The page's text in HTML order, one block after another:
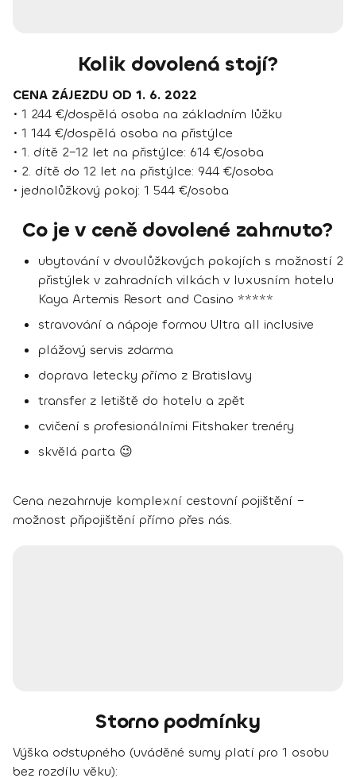
Kolik dovolená stojí?
CENA ZÁJEZDU OD 1. 6. 2022
• 1 244 €/dospělá osoba na základním lůžku
• 1 144 €/dospělá osoba na přistýlce
• 1. dítě 2–12 let na přistýlce: 614 €/osoba
• 2. dítě do 12 let na přistýlce: 944 €/osoba
• jednolůžkový pokoj: 1 544 €/osoba
Co je v ceně dovolené zahrnuto?
ubytování v dvoulůžkových pokojích s možností 2
přistýlek v zahradních vilkách v luxusním hotelu
Kaya Artemis Resort and Casino *****
stravování a nápoje formou Ultra all inclusive
plážový servis zdarma
doprava letecky přímo z Bratislavy
transfer z letiště do hotelu a zpět
cvičení s profesionálními Fitshaker trenéry
skvělá parta 😉
Cena nezahrnuje komplexní cestovní pojištění –
možnost připojištění přímo přes nás.
Storno podmínky
Výška odstupného (uváděné sumy platí pro 1 osobu
bez rozdílu věku):